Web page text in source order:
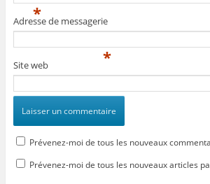
*
Adresse de messagerie
*
Site web
Prévenez-moi de tous les nouveaux
Prévenez-moi de tous les nouveaux articles